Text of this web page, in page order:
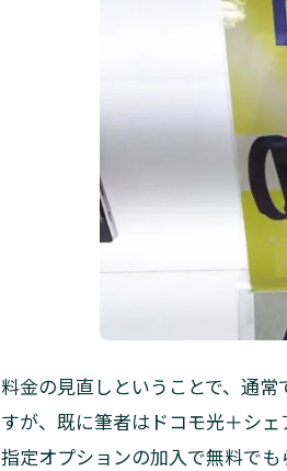
料金の見直しということで、通
すが、既に筆者はドコモ光＋シ
指定オプションの加入で無料でも